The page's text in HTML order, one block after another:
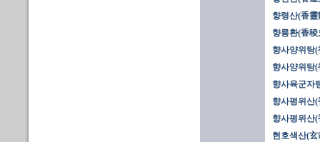
향령산(香靈
향릉환(香稜
향사양위탕
향사양위탕
향사육군자
향사평위산
향사평위산
현호색산(